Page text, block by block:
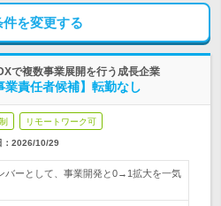
件を変更する
で複数事業展開を行う成長企業
責任者候補】転勤なし
リモートワーク可
2026/10/29
バーとして、事業開発と0→1拡大を一気